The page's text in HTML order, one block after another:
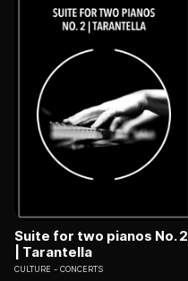
Suite for two pianos No. 2
| Tarantella
CULTURE CONCERTS